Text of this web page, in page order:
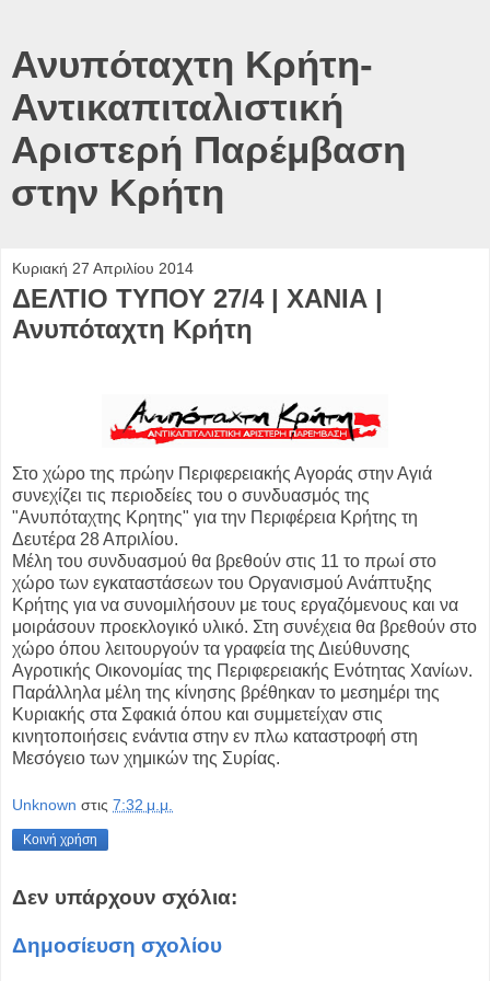
Ανυπόταχτη Κρήτη-
Αντικαπιταλιστική
Αριστερή Παρέμβαση
στην Κρήτη
Κυριακή 27 Απριλίου 2014
ΔΕΛΤΙΟ ΤΥΠΟΥ 27/4 | ΧΑΝΙΑ |
Ανυπόταχτη Κρήτη
Στο χώρο της πρώην Περιφερειακής Αγοράς στην Αγιά
συνεχίζει τις περιοδείες του ο συνδυασμός της
"Ανυπόταχτης Κρητης" για την Περιφέρεια Κρήτης τη
Δευτέρα 28 Απριλίου.
Μέλη του συνδυασμού θα βρεθούν στις 11 το πρωί στο
χώρο των εγκαταστάσεων του Οργανισμού Ανάπτυξης
Κρήτης για να συνομιλήσουν με τους εργαζόμενους και να
μοιράσουν προεκλογικό υλικό. Στη συνέχεια θα βρεθούν στο
χώρο όπου λειτουργούν τα γραφεία της Διεύθυνσης
Αγροτικής Οικονομίας της Περιφερειακής Ενότητας Χανίων.
Παράλληλα μέλη της κίνησης βρέθηκαν το μεσημέρι της
Κυριακής στα Σφακιά όπου και συμμετείχαν στις
κινητοποιήσεις ενάντια στην εν πλω καταστροφή στη
Μεσόγειο των χημικών της Συρίας.
Unknown στις 7:32 μ.μ.
Κοινή χρήση
Δεν υπάρχουν σχόλια:
Δημοσίευση σχολίου